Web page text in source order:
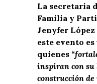
La secretaria
Familia y
Jenyfer
este evento
quienes
inspiran con su
construcción